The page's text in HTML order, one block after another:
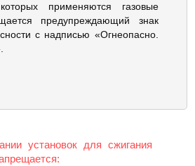
применяются газовые
предупреждающий знак
с надписью «Огнеопасно.
установок для сжигания